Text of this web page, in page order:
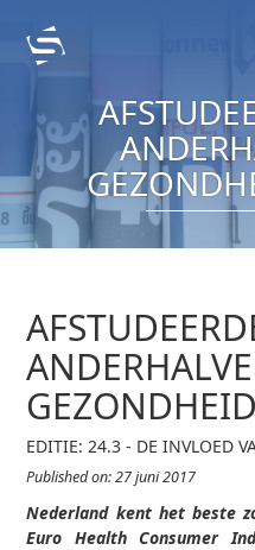
EDITIE: 24.3 - DE INVLOED
Published on: 27 juni 2017
Nederland kent het beste
Euro Health Consumer